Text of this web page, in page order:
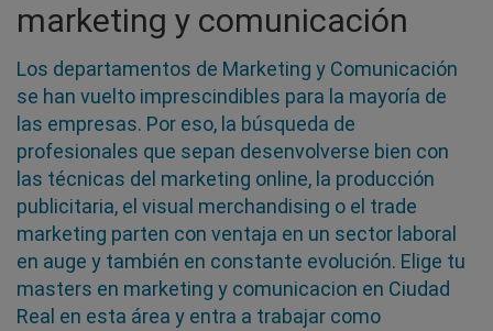
marketing y comunicación
Los departamentos de Marketing y Comunicación
se han vuelto imprescindibles para la mayoría de
las empresas. Por eso, la búsqueda de
profesionales que sepan desenvolverse bien con
las técnicas del marketing online, la producción
publicitaria, el visual merchandising o el trade
marketing parten con ventaja en un sector laboral
en auge y también en constante evolución. Elige tu
masters en marketing y comunicacion en Ciudad
Real en esta área y entra a trabajar como